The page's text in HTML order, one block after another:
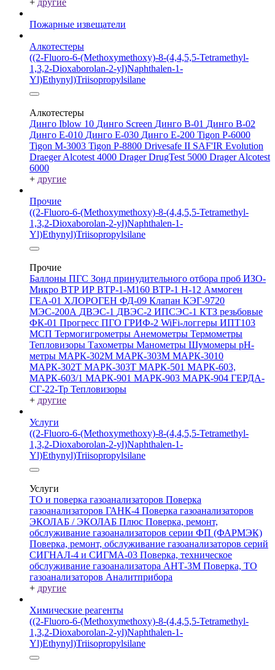
Пожарные извещатели
Алкотестеры
((2-Fluoro-6-(Methoxymethoxy)-8-(4,4,5,5-Tetramethyl-
1,3,2-Dioxaborolan-2-yl)Naphthalen-1-
Yl)Ethynyl)Triisopropylsilane
Алкотестеры
Динго Iblow 10 Динго Screen Динго В-01 Динго В-02
Динго Е-010 Динго Е-030 Динго Е-200 Tigon P-6000
Tigon M-3003 Tigon P-8800 Drivesafe II SAF'IR Evolution
Draeger Alcotest 4000 Drager DrugTest 5000 Drager Alcotest
6000
+ другие
Прочие
((2-Fluoro-6-(Methoxymethoxy)-8-(4,4,5,5-Tetramethyl-
1,3,2-Dioxaborolan-2-yl)Naphthalen-1-
Yl)Ethynyl)Triisopropylsilane
Прочие
Баллоны ПГС Зонд принудительного отбора проб ИЗО-
Микро ВТР ИР ВТР-1-М160 ВТР-1 Н-12 Аммоген
ГЕА-01 ХЛОРОГЕН ФД-09 Клапан КЭГ-9720
МЭС-200А ДВЭС-1 ДВЭС-2 ИПСЭС-1 КТЗ резьбовые
ФК-01 Прогресс ПГО ГРИФ-2 WiFi-логгеры ИПТ103
МСП Термогигрометры Анемометры Термометры
Тепловизоры Тахометры Манометры Шумомеры pH-
метры МАРК-302М МАРК-303М МАРК-3010
МАРК-302Т МАРК-303Т МАРК-501 МАРК-603,
МАРК-603/1 МАРК-901 МАРК-903 МАРК-904 ГЕРДА-
СГ-22-Тр Тепловизоры
+ другие
Услуги
((2-Fluoro-6-(Methoxymethoxy)-8-(4,4,5,5-Tetramethyl-
1,3,2-Dioxaborolan-2-yl)Naphthalen-1-
Yl)Ethynyl)Triisopropylsilane
Услуги
ТО и поверка газоанализаторов Поверка
газоанализаторов ГАНК-4 Поверка газоанализаторов
ЭКОЛАБ / ЭКОЛАБ Плюс Поверка, ремонт,
обслуживание газоанализаторов серии ФП (ФАРМЭК)
Поверка, ремонт, обслуживание газоанализаторов серий
СИГНАЛ-4 и СИГМА-03 Поверка, техническое
обслуживание газоанализатора АНТ-3М Поверка, ТО
газоанализаторов Аналитприбора
+ другие
Химические реагенты
((2-Fluoro-6-(Methoxymethoxy)-8-(4,4,5,5-Tetramethyl-
1,3,2-Dioxaborolan-2-yl)Naphthalen-1-
Yl)Ethynyl)Triisopropylsilane